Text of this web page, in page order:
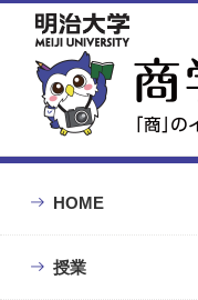
HOME
授業